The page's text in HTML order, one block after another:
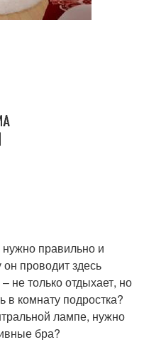
Освещение в детской
правильно и
проводит здесь
не только отдыхает, но
в комнату подростка?
лампе, нужно
бра?